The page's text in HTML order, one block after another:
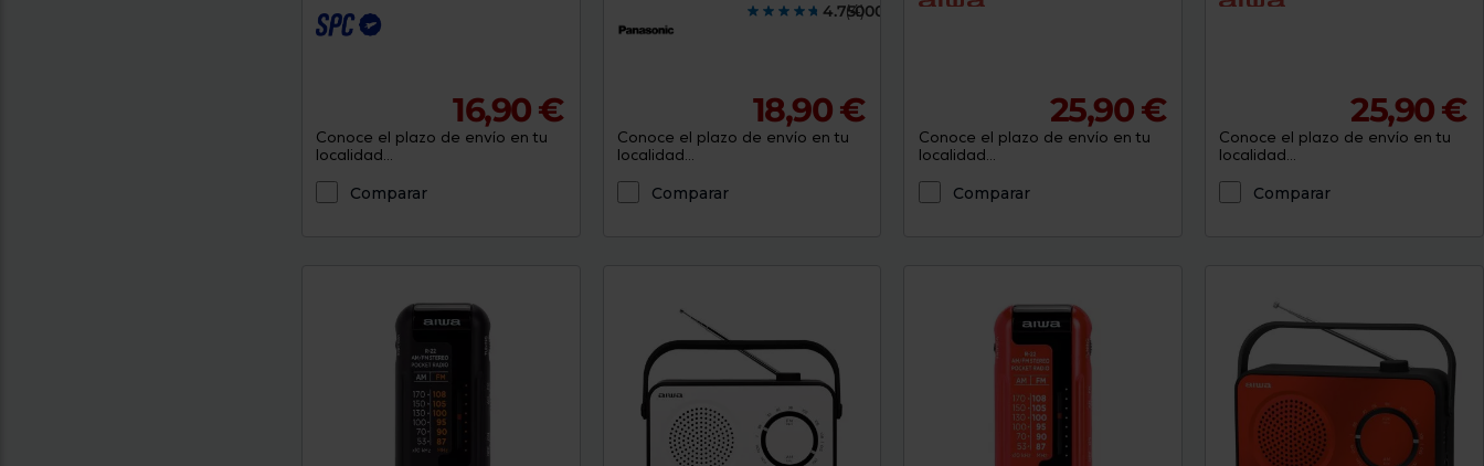
16,90 €
Conoce el plazo de envío en tu
localidad...
Comparar
4.7500000
(4)
18,90 €
Conoce el plazo de envío en tu
localidad...
Comparar
25,90 €
Conoce el plazo de envío en tu
localidad...
Comparar
25,90 €
Conoce el plazo de envío en tu
localidad...
Comparar